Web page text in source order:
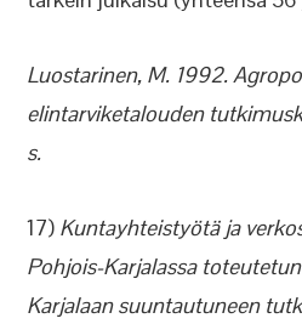
Luostarinen, M. 1992.
elintarviketalouden
s.
17) Kuntayhteistyötä ja
Pohjois-Karjalassa
Karjalaan suuntautuneen